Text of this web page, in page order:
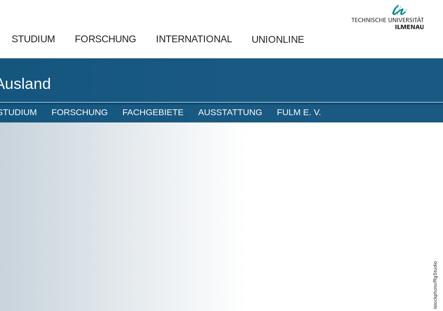
STUDIUM FORSCHUNG INTERNATIONAL UNIONLINE
FORSCHUNG FACHGEBIETE AUSSTATTUNG FULM E. V.
istockphoto/RgStudio